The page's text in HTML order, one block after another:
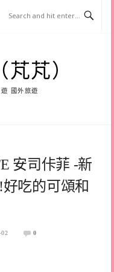
芃）
國外旅遊
安司佧菲 -新
吃的可頌和
0